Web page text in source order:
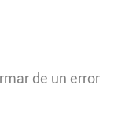
de un error